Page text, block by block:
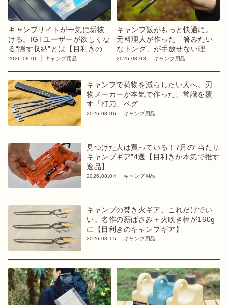
キャンプサイトが一気に垢抜
ける。IGTユーザーが欲しくな
る“隠す収納”とは【目利きのキ
ャンプギア】
2026.08.06 キャンプ用品
キャンプ飯がもっと快適に。
元料理人が作った「箸みたい
なトング」が手放せない理由
【目利きのキャンプギア】
2026.08.08 キャンプ用品
キャンプで荷物を減らしたい人へ。刃
物メーカーが本気で作った、常識を覆
す「打刀」ペグ
2026.08.06 キャンプ用品
見つけた人は買っている！7月の“当たり
キャンプギア”4選【目利きが本気で推す
逸品】
2026.08.04 キャンプ用品
キャンプの焚き火ギア、これだけでい
い。名作の薪ばさみ＋火吹き棒が160g
に【目利きのキャンプギア】
2026.08.15 キャンプ用品